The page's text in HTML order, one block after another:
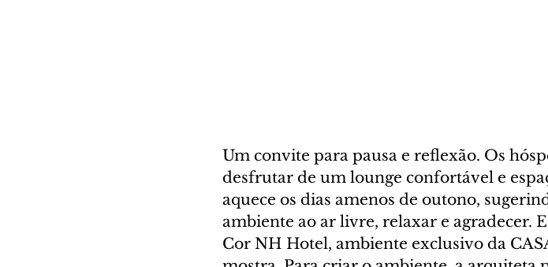
Um convite para pausa e reflexão. Os
desfrutar de um lounge confortável e
aquece os dias amenos de outono,
ambiente ao ar livre, relaxar e agradecer.
Cor NH Hotel, ambiente exclusivo da